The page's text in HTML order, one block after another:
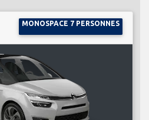
MONOSPACE 7 PERSONNES